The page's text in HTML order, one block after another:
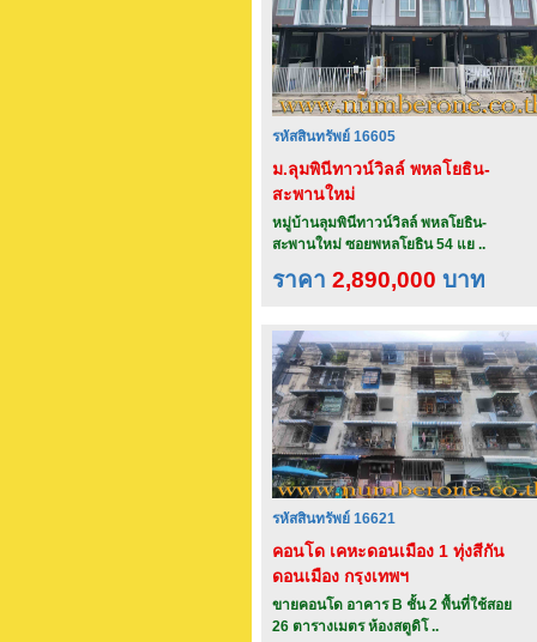
รหัสสินทรัพย์ 16605
ม.ลุมพินีทาวน์วิลล์ พหลโยธิน-
สะพานใหม่
หมู่บ้านลุมพินีทาวน์วิลล์ พหลโยธิน-
สะพานใหม่ ซอยพหลโยธิน 54 แย ..
ราคา 2,890,000 บาท
รหัสสินทรัพย์ 16621
คอนโด เคหะดอนเมือง 1 ทุ่งสีกัน
ดอนเมือง กรุงเทพฯ
ขายคอนโด อาคาร B ชั้น 2 พื้นที่ใช้สอย
26 ตารางเมตร ห้องสตูดิโ ..